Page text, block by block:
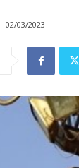
02/03/2023